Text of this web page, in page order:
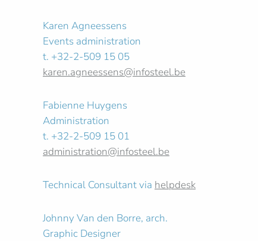
Karen Agneessens
Events administration
t. +32-2-509 15 05
karen.agneessens@infosteel.be
Fabienne Huygens
Administration
t. +32-2-509 15 01
administration@infosteel.be
Technical Consultant via helpdesk
Johnny Van den Borre, arch.
Graphic Designer